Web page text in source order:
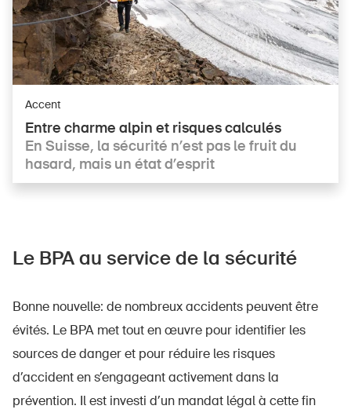
Entre charme alpin et risques calculés
En Suisse, la sécurité n’est pas le fruit du
hasard, mais un état d’esprit
Accent
Le BPA au service de la sécurité
Bonne nouvelle: de nombreux accidents peuvent être
évités. Le BPA met tout en œuvre pour identifier les
sources de danger et pour réduire les risques
d’accident en s’engageant activement dans la
prévention. Il est investi d’un mandat légal à cette fin